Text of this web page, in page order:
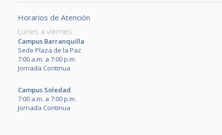
Horarios de Atención
Lunes a viernes:
Campus Barranquilla
Sede Plaza de la Paz
7:00 a.m. a 7:00 p.m.
Jornada Continua
Campus Soledad
7:00 a.m. a 7:00 p.m.
Jornada Continua